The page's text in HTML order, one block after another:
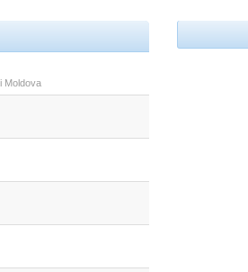
Moldova